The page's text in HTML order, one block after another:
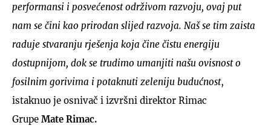
performansi i posvećenost održivom razvoju, ovaj put
nam se čini kao prirodan slijed razvoja. Naš se tim zaista
raduje stvaranju rješenja koja čine čistu energiju
dostupnijom, dok se trudimo umanjiti našu ovisnost o
fosilnim gorivima i potaknuti zeleniju budućnost,
istaknuo je osnivač i izvršni direktor Rimac
Grupe Mate Rimac.